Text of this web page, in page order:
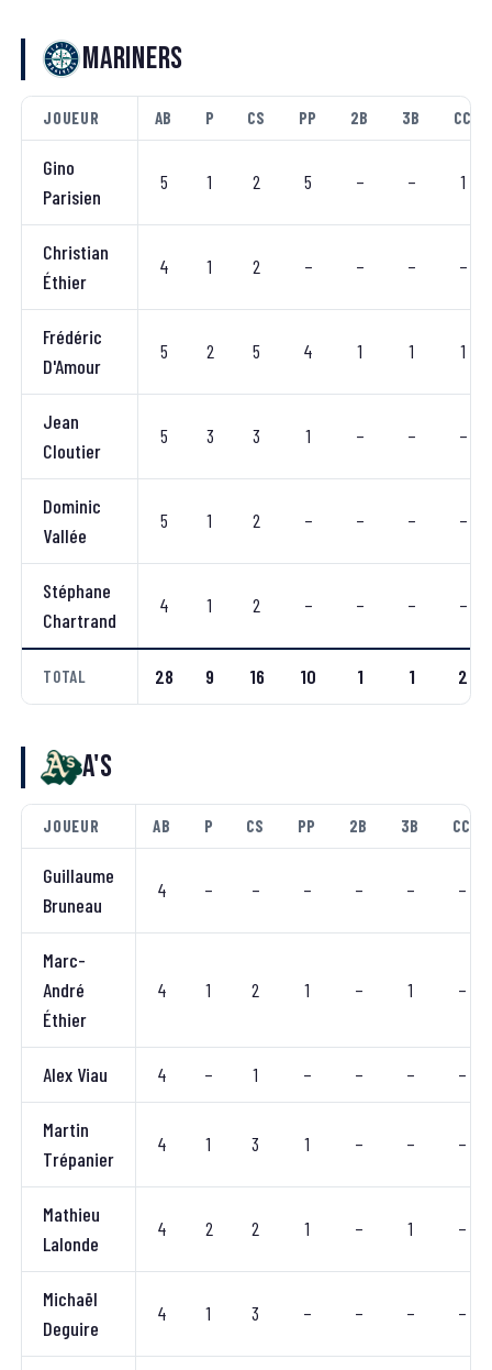
Mariners
JOUEUR AB P CS PP 2B 3B CC
Gino
Parisien
5 1 2 5 – – 1
Christian
Éthier
4 1 2 – – – –
Frédéric
D'Amour
5 2 5 4 1 1 1
Jean
Cloutier
5 3 3 1 – – –
Dominic
Vallée
5 1 2 – – – –
Stéphane
Chartrand
4 1 2 – – – –
TOTAL 28 9 16 10 1 1 2
A's
JOUEUR AB P CS PP 2B 3B CC
Guillaume
Bruneau
4 – – – – – –
Marc-
André
Éthier
4 1 2 1 – 1 –
Alex Viau 4 – 1 – – – –
Martin
Trépanier
4 1 3 1 – – –
Mathieu
Lalonde
4 2 2 1 – 1 –
Michaël
Deguire
4 1 3 – – – –